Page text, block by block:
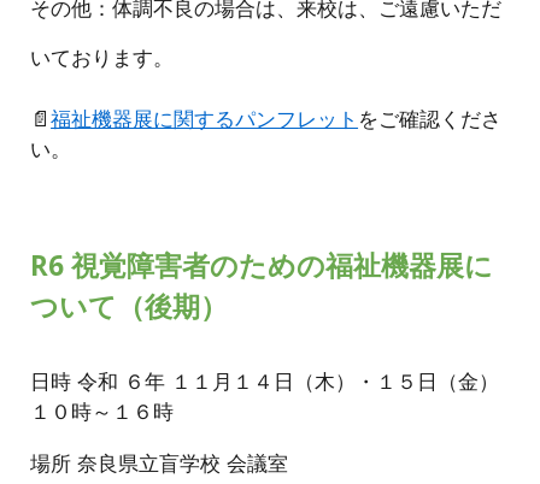
その他：体調不良の場合は、来校は、ご遠慮いただ
いております。
📄福祉機器展に関するパンフレット をご確認くださ
い。
R6 視覚障害者のための福祉機器展に
ついて（後期）
日時 令和 ６年 １１月１４日（木）・１５日（金）
１０時～１６時
場所 奈良県立盲学校 会議室